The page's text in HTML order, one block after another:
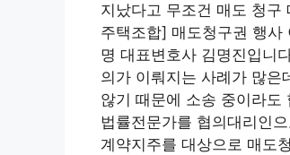
지났다고 무조건 매도 청
주택조합] 매도청구권 행사
명 대표변호사 김명진입니
의가 이뤄지는 사례가 많은
않기 때문에 소송 중이라도
법률전문가를 협의대리인
계약지주를 대상으로 매도